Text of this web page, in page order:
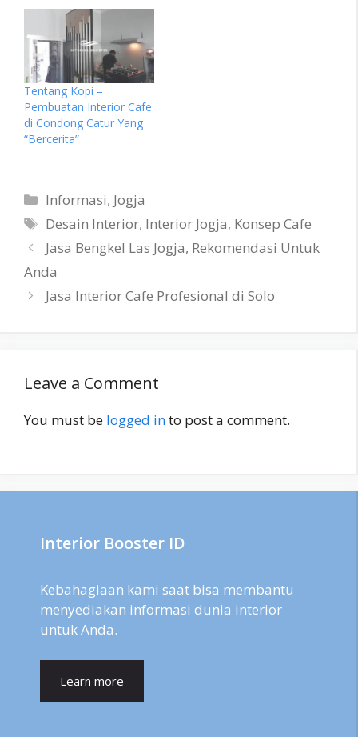
Tentang Kopi –
Pembuatan Interior Cafe
di Condong Catur Yang
“Bercerita”
Categories
Informasi, Jogja
Tags
Desain Interior, Interior Jogja, Konsep Cafe
Jasa Bengkel Las Jogja, Rekomendasi Untuk
Anda
Jasa Interior Cafe Profesional di Solo
Leave a Comment
You must be logged into post a comment.
Interior Booster ID
Kebahagiaan kami saat bisa membantu
menyediakan informasi dunia interior
untuk Anda.
Learn more